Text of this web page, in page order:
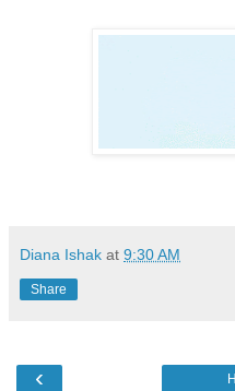
Diana Ishak at 9:30 AM
Share
‹